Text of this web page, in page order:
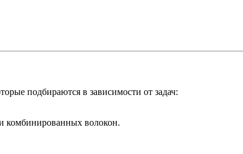
подбираются в зависимости от задач:
комбинированных волокон.